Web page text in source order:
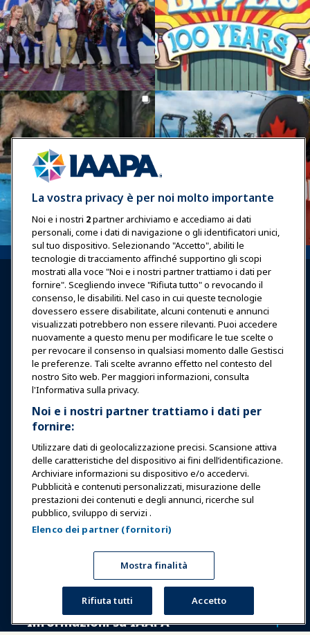
Accedi Unisciti ora
Premi Carriere
Contatto
Esposizioni & Eventi
Notizie & Funworld
Educazione
Sicurezza & Protezione
Ricerca e Rapporti
Informazioni su IAAPA
La vostra privacy è per noi molto importante
Noi e i nostri 2partner archiviamo e accediamo ai dati
personali, come i dati di navigazione o gli identificatori unici,
sul tuo dispositivo. Selezionando "Accetto", abiliti le
tecnologie di tracciamento affinché supportino gli scopi
mostrati alla voce "Noi e i nostri partner trattiamo i dati per
fornire". Scegliendo invece "Rifiuta tutto" o revocando il
consenso, le disabiliti. Nel caso in cui queste tecnologie
dovessero essere disabilitate, alcuni contenuti e annunci
visualizzati potrebbero non essere rilevanti. Puoi accedere
nuovamente a questo menu per modificare le tue scelte o
per revocare il consenso in qualsiasi momento dalle Gestisci
le preferenze. Tali scelte avranno effetto nel contesto del
nostro Sito web. Per maggiori informazioni, consulta
l'Informativa sulla privacy.
Noi e i nostri partner trattiamo i dati per
fornire:
Utilizzare dati di geolocalizzazione precisi. Scansione attiva
delle caratteristiche del dispositivo ai fini dell’identificazione.
Archiviare informazioni su dispositivo e/o accedervi.
Pubblicità e contenuti personalizzati, misurazione delle
prestazioni dei contenuti e degli annunci, ricerche sul
pubblico, sviluppo di servizi .
Elenco dei partner (fornitori)
Mostra finalità
Rifiuta tutti Accetto